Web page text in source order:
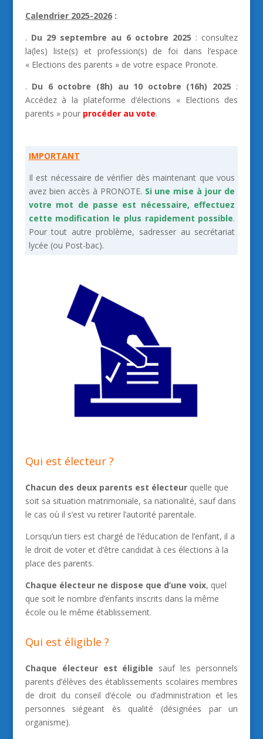
Calendrier 2025-2026:
. Du 29 septembre au 6 octobre 2025 : consultez
la(les) liste(s) et profession(s) de foi dans l’espace
« Elections des parents » de votre espace Pronote.
. Du 6 octobre (8h) au 10 octobre (16h) 2025 :
Accédez à la plateforme d’élections « Elections des
parents » pour procéder au vote.
IMPORTANT
Il est nécessaire de vérifier dès maintenant que vous
avez bien accès à PRONOTE. Si une mise à jour de
votre mot de passe est nécessaire, effectuez
cette modification le plus rapidement possible.
Pour tout autre problème, sadresser au secrétariat
lycée (ou Post-bac).
Qui est électeur ?
Chacun des deux parents est électeur quelle que
soit sa situation matrimoniale, sa nationalité, sauf dans
le cas où il s’est vu retirer l’autorité parentale.
Lorsqu’un tiers est chargé de l’éducation de l’enfant, il a
le droit de voter et d’être candidat à ces élections à la
place des parents.
Chaque électeur ne dispose que d’une voix, quel
que soit le nombre d’enfants inscrits dans la même
école ou le même établissement.
Qui est éligible ?
Chaque électeur est éligible sauf les personnels
parents d’élèves des établissements scolaires membres
de droit du conseil d’école ou d’administration et les
personnes siégeant ès qualité (désignées par un
organisme).